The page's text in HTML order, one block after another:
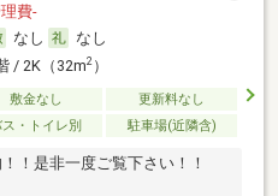
費-
なし
なし
/ 2K（32m2）
敷金なし
更新料なし
ス・トイレ別 駐車場(近隣含)
！是非一度ご覧下さい！！